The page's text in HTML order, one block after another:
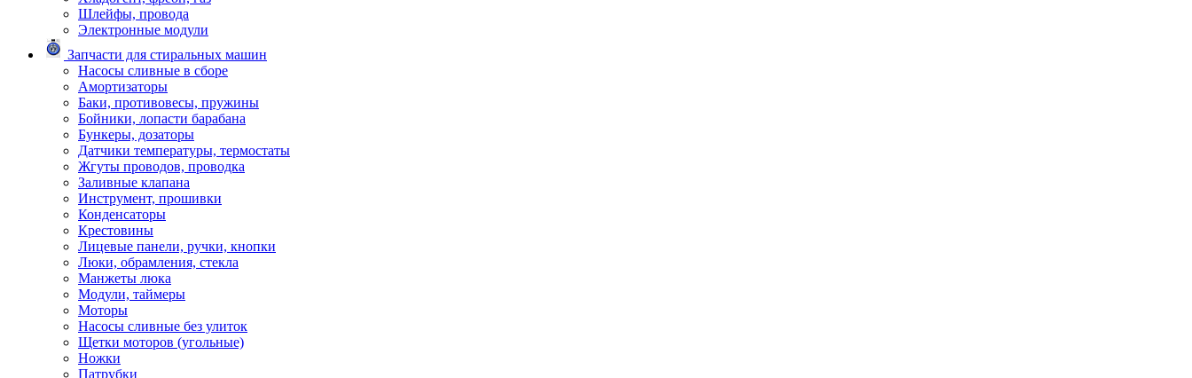
Шлейфы, провода
Электронные модули
Запчасти для стиральных машин
Насосы сливные в сборе
Амортизаторы
Баки, противовесы, пружины
Бойники, лопасти барабана
Бункеры, дозаторы
Датчики температуры, термостаты
Жгуты проводов, проводка
Заливные клапана
Инструмент, прошивки
Конденсаторы
Крестовины
Лицевые панели, ручки, кнопки
Люки, обрамления, стекла
Манжеты люка
Модули, таймеры
Моторы
Насосы сливные без улиток
Щетки моторов (угольные)
Ножки
Патрубки